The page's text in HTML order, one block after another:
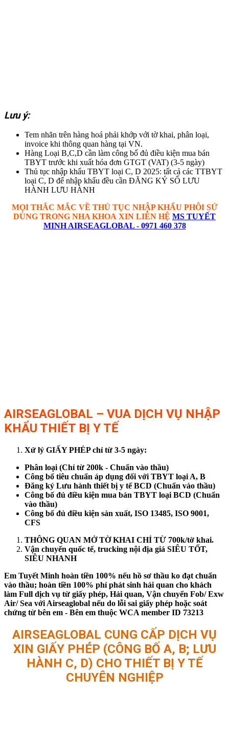
Lưu ý:
Tem nhãn trên hàng hoá phải khớp với tờ khai, phân loại,
invoice khi thông quan hàng tại VN.
Hàng Loại B,C,D cần làm công bố đủ điều kiện mua bán
TBYT trước khi xuất hóa đơn GTGT (VAT) (3-5 ngày)
Thủ tục nhập khẩu TBYT loại C, D 2025: tất cả các TTBYT
loại C, D để nhập khẩu đều cần ĐĂNG KÝ SỐ LƯU
HÀNH LƯU HÀNH
MỌI THẮC MẮC VỀ THỦ TỤC NHẬP KHẨU PHÔI SỨ
DÙNG TRONG NHA KHOA XIN LIÊN HỆ MS TUYẾT
MINH AIRSEAGLOBAL - 0971 460 378
AIRSEAGLOBAL – VUA DỊCH VỤ NHẬP
KHẨU THIẾT BỊ Y TẾ
Xử lý GIẤY PHÉP chỉ từ 3-5 ngày:
Phân loại (Chỉ từ 200k - Chuẩn vào thầu)
Công bố tiêu chuẩn áp dụng đối với TBYT loại A, B
Đăng ký Lưu hành thiết bị y tế BCD (Chuẩn vào thầu)
Công bố đủ điều kiện mua bán TBYT loại BCD (Chuẩn
vào thầu)
Công bố đủ điều kiện sản xuất, ISO 13485, ISO 9001,
CFS
THÔNG QUAN MỞ TỜ KHAI CHỈ TỪ 700k/tờ khai.
Vận chuyển quốc tế, trucking nội địa giá SIÊU TỐT,
SIÊU NHANH
Em Tuyết Minh hoàn tiền 100% nếu hồ sơ thầu ko đạt chuẩn
vào thầu; hoàn tiền 100% phí phát sinh hải quan cho khách
làm Full dịch vụ từ giấy phép, Hải quan, Vận chuyển Fob/ Exw
Air/ Sea với Airseaglobal nếu do lỗi sai giấy phép hoặc soát
chứng từ bên em - Bên em thuộc WCA member ID 73213
AIRSEAGLOBAL CUNG CẤP DỊCH VỤ
XIN GIẤY PHÉP (CÔNG BỐ A, B; LƯU
HÀNH C, D) CHO THIẾT BỊ Y TẾ
CHUYÊN NGHIỆP